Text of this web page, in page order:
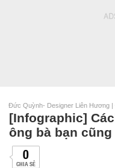
Đức Quỳnh- Designer Liên Hương |
[Infographic]
ông bà bạn
0
CHIA SẺ